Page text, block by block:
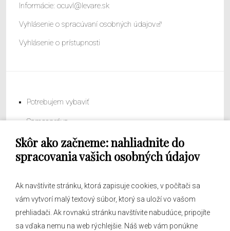
Skôr ako začneme: nahliadnite do
spracovania vašich osobných údajov
Ak navštívite stránku, ktorá zapisuje cookies, v počítači sa
vám vytvorí malý textový súbor, ktorý sa uloží vo vašom
prehliadači. Ak rovnakú stránku navštívite nabudúce, pripojíte
sa vďaka nemu na web rýchlejšie. Náš web vám ponúkne
Informácie: ocuvl@levare.sk
Vyhlásenie o spracúvaní osobných údajov
Vyhlásenie o prístupnosti
Potrebujem vybaviť
Samospráva
Obecný úrad
O obci